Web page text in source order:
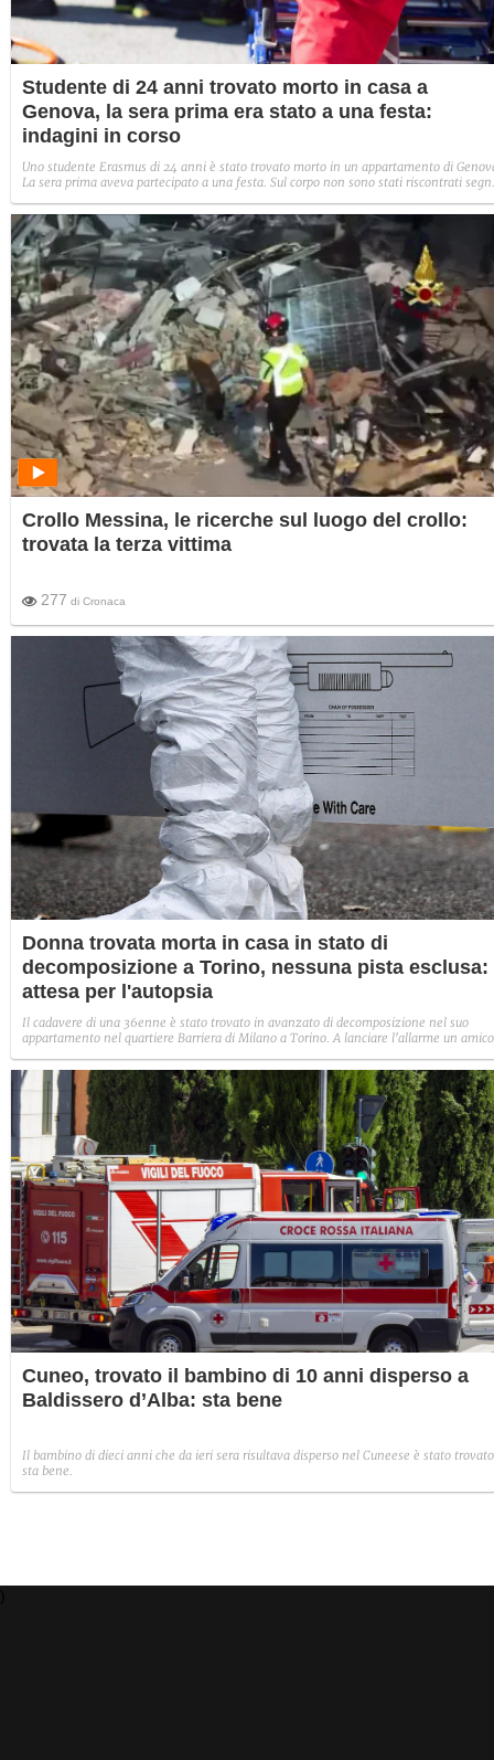
Studente di 24 anni trovato morto in casa a
Genova, la sera prima era stato a una festa:
indagini in corso
Uno studente Erasmus di 24 anni è stato trovato morto in un appartamento di
La sera prima aveva partecipato a una festa. Sul corpo non sono stati riscontrati segni
Crollo Messina, le ricerche sul luogo del crollo:
trovata la terza vittima
277 di Cronaca
Donna trovata morta in casa in stato di
decomposizione a Torino, nessuna pista esclusa:
attesa per l'autopsia
Il cadavere di una 36enne è stato trovato in avanzato di decomposizione nel suo
appartamento nel quartiere Barriera di Milano a Torino. A lanciare l'allarme un
Cuneo, trovato il bambino di 10 anni disperso a
Baldissero d’Alba: sta bene
Il bambino di dieci anni che da ieri sera risultava disperso nel Cuneese è stato
sta bene.